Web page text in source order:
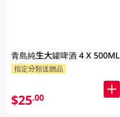
青島純生大罐啤酒 4 X 500ML
指定分類送贈品
$25.00